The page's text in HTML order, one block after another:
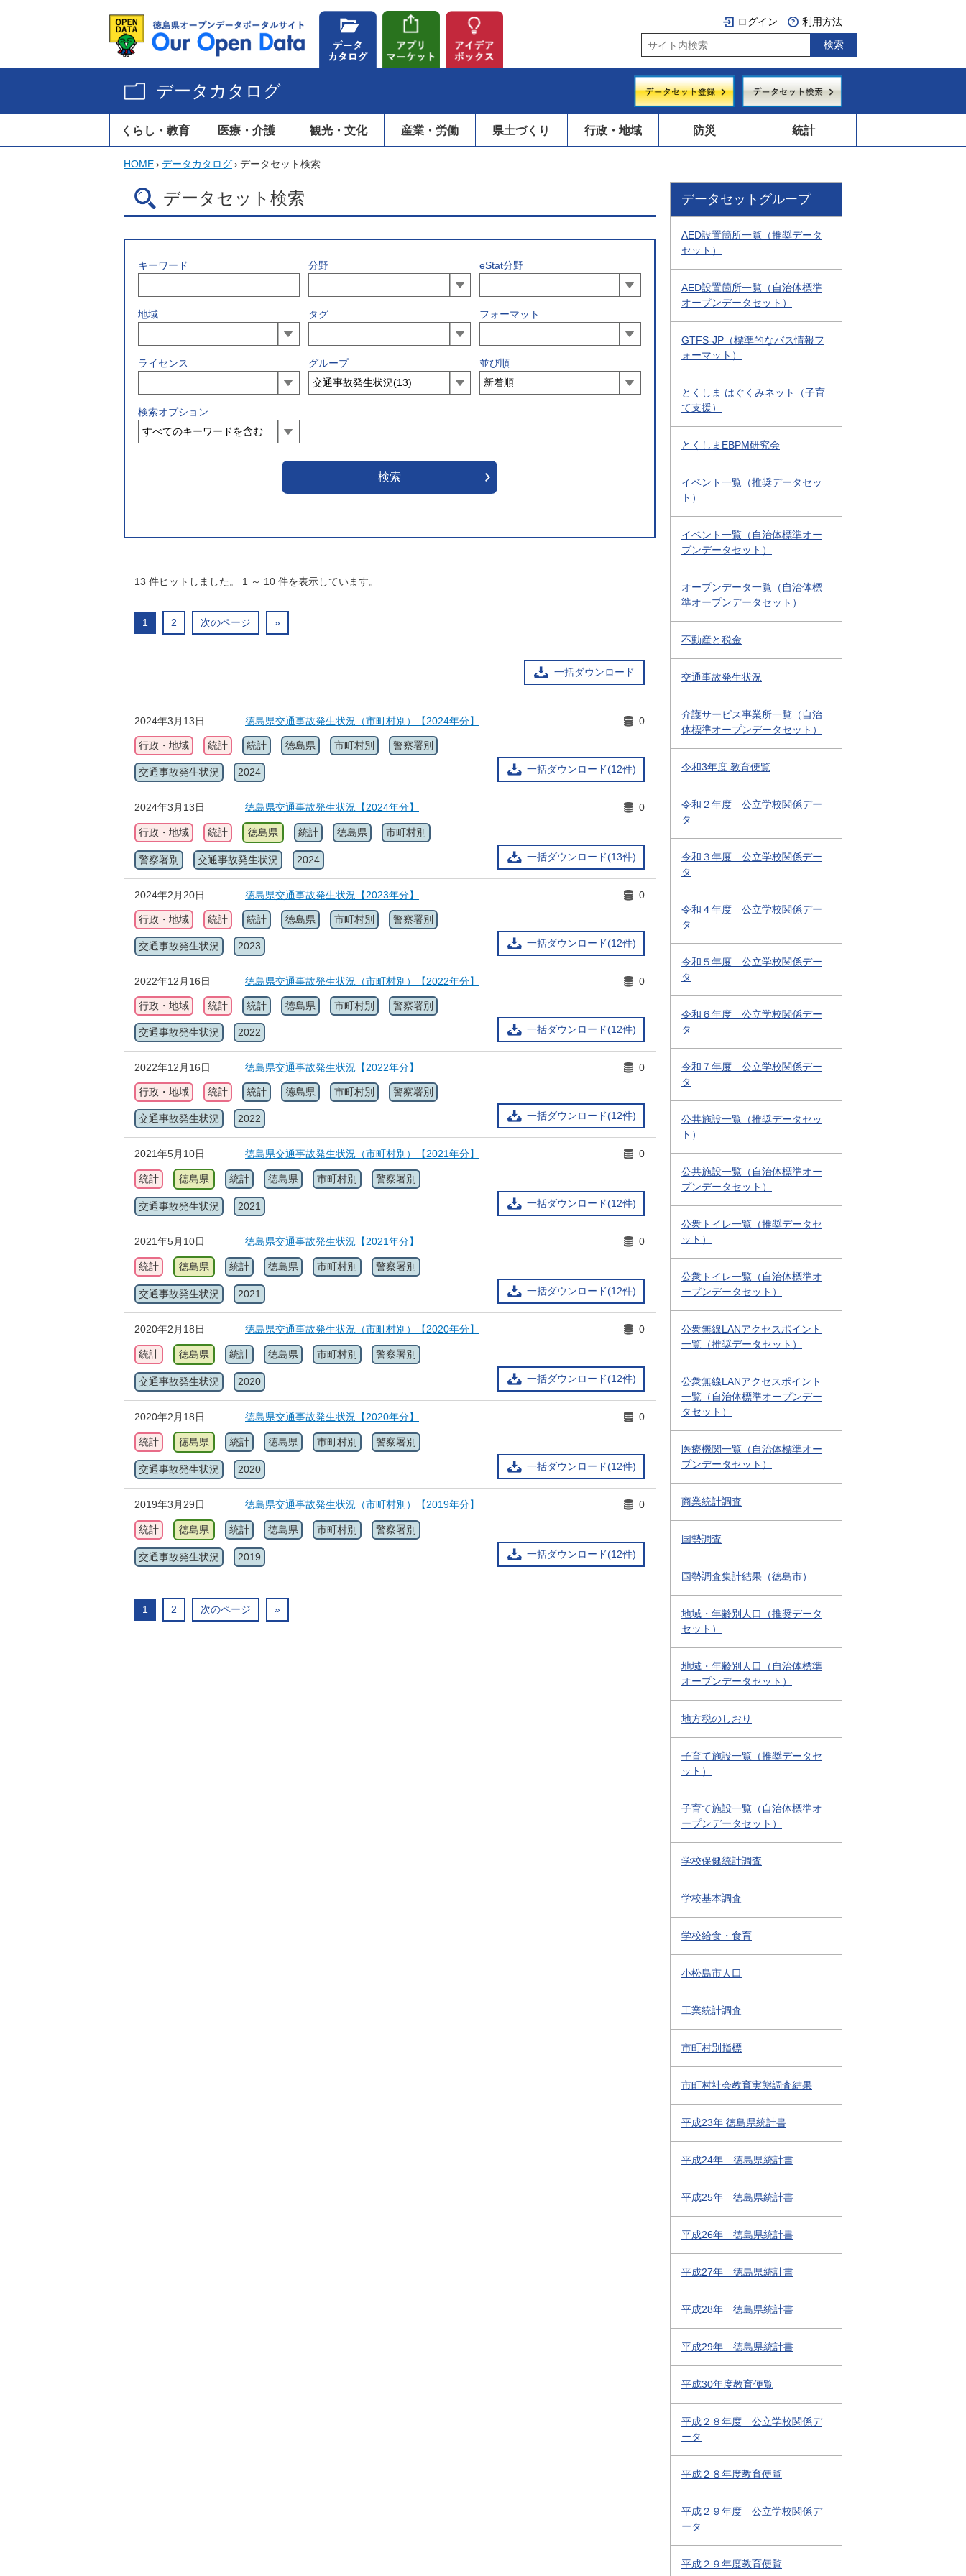
ログイン 利用方法
データカタログ
くらし・教育 医療・介護 観光・文化 産業・労働 県土づくり 行政・地域 防災 統計
HOME› データカタログ› データセット検索
データセット検索
キーワード 分野 eStat分野
地域 タグ フォーマット
ライセンス グループ 並び順
検索オプション
13 件ヒットしました。 1 ～ 10 件を表示しています。
1 2 次のページ »
一括ダウンロード
2024年3月13日 徳島県交通事故発生状況（市町村別）【2024年分】
一括ダウンロード(12件)
0
行政・地域 統計 統計 徳島県 市町村別 警察署別
交通事故発生状況 2024
2024年3月13日 徳島県交通事故発生状況【2024年分】
一括ダウンロード(13件)
0
行政・地域 統計 徳島県 統計 徳島県 市町村別
警察署別 交通事故発生状況 2024
2024年2月20日 徳島県交通事故発生状況【2023年分】
一括ダウンロード(12件)
0
行政・地域 統計 統計 徳島県 市町村別 警察署別
交通事故発生状況 2023
2022年12月16日 徳島県交通事故発生状況（市町村別）【2022年分】
一括ダウンロード(12件)
0
行政・地域 統計 統計 徳島県 市町村別 警察署別
交通事故発生状況 2022
2022年12月16日 徳島県交通事故発生状況【2022年分】
一括ダウンロード(12件)
0
行政・地域 統計 統計 徳島県 市町村別 警察署別
交通事故発生状況 2022
2021年5月10日 徳島県交通事故発生状況（市町村別）【2021年分】
一括ダウンロード(12件)
0
統計 徳島県 統計 徳島県 市町村別 警察署別
交通事故発生状況 2021
2021年5月10日 徳島県交通事故発生状況【2021年分】
一括ダウンロード(12件)
0
統計 徳島県 統計 徳島県 市町村別 警察署別
交通事故発生状況 2021
2020年2月18日 徳島県交通事故発生状況（市町村別）【2020年分】
一括ダウンロード(12件)
0
統計 徳島県 統計 徳島県 市町村別 警察署別
交通事故発生状況 2020
2020年2月18日 徳島県交通事故発生状況【2020年分】
一括ダウンロード(12件)
0
統計 徳島県 統計 徳島県 市町村別 警察署別
交通事故発生状況 2020
2019年3月29日 徳島県交通事故発生状況（市町村別）【2019年分】
一括ダウンロード(12件)
0
統計 徳島県 統計 徳島県 市町村別 警察署別
交通事故発生状況 2019
1 2 次のページ »
データセットグループ
AED設置箇所一覧（推奨データ
セット）
AED設置箇所一覧（自治体標準
オープンデータセット）
GTFS-JP（標準的なバス情報フ
ォーマット）
とくしま はぐくみネット（子育
て支援）
とくしまEBPM研究会
イベント一覧（推奨データセッ
ト）
イベント一覧（自治体標準オー
プンデータセット）
オープンデータ一覧（自治体標
準オープンデータセット）
不動産と税金
交通事故発生状況
介護サービス事業所一覧（自治
体標準オープンデータセット）
令和3年度 教育便覧
令和２年度 公立学校関係デー
タ
令和３年度 公立学校関係デー
タ
令和４年度 公立学校関係デー
タ
令和５年度 公立学校関係デー
タ
令和６年度 公立学校関係デー
タ
令和７年度 公立学校関係デー
タ
公共施設一覧（推奨データセッ
ト）
公共施設一覧（自治体標準オー
プンデータセット）
公衆トイレ一覧（推奨データセ
ット）
公衆トイレ一覧（自治体標準オ
ープンデータセット）
公衆無線LANアクセスポイント
一覧（推奨データセット）
公衆無線LANアクセスポイント
一覧（自治体標準オープンデー
タセット）
医療機関一覧（自治体標準オー
プンデータセット）
商業統計調査
国勢調査
国勢調査集計結果（徳島市）
地域・年齢別人口（推奨データ
セット）
地域・年齢別人口（自治体標準
オープンデータセット）
地方税のしおり
子育て施設一覧（推奨データセ
ット）
子育て施設一覧（自治体標準オ
ープンデータセット）
学校保健統計調査
学校基本調査
学校給食・食育
小松島市人口
工業統計調査
市町村別指標
市町村社会教育実態調査結果
平成23年 徳島県統計書
平成24年 徳島県統計書
平成25年 徳島県統計書
平成26年 徳島県統計書
平成27年 徳島県統計書
平成28年 徳島県統計書
平成29年 徳島県統計書
平成30年度教育便覧
平成２８年度 公立学校関係デ
ータ
平成２８年度教育便覧
平成２９年度 公立学校関係デ
ータ
平成２９年度教育便覧